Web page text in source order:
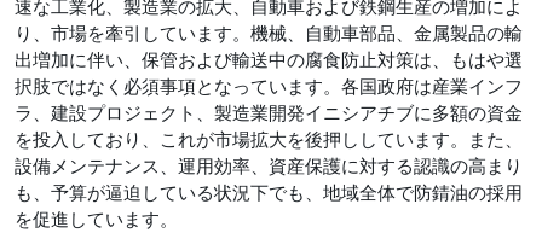
速な工業化、製造業の拡大、自動車および鉄鋼生産の増加によ
り、市場を牽引しています。機械、自動車部品、金属製品の輸
出増加に伴い、保管および輸送中の腐食防止対策は、もはや選
択肢ではなく必須事項となっています。各国政府は産業インフ
ラ、建設プロジェクト、製造業開発イニシアチブに多額の資金
を投入しており、これが市場拡大を後押ししています。また、
設備メンテナンス、運用効率、資産保護に対する認識の高まり
も、予算が逼迫している状況下でも、地域全体で防錆油の採用
を促進しています。